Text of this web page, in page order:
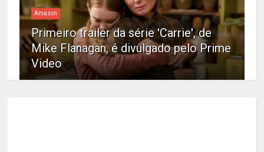
Amazon
Primeiro trailer da série 'Carrie', de
Mike Flanagan, é divulgado pelo Prime
Video